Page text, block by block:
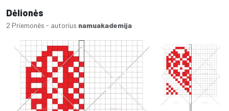
Dėlionės
2 Priemonės - autorius namuakademija